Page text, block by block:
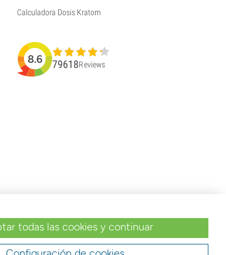
Calculadora Dosis Kratom
8.6 79618Reviews
todas las cookies y continuar